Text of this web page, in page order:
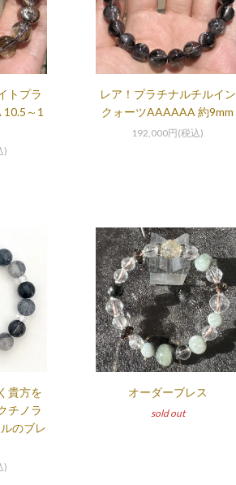
トプラ
～1
)
レア！プラチナルチルイン
クォーツAAAAAA 約9mm
192,000円(税込)
貴方を
チノラ
のブレ
)
オーダーブレス
sold out